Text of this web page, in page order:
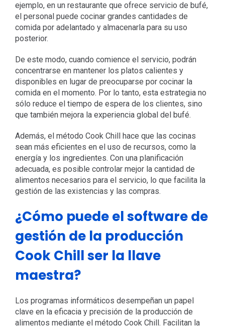
ejemplo, en un restaurante que ofrece servicio de bufé,
el personal puede cocinar grandes cantidades de
comida por adelantado y almacenarla para su uso
posterior.
De este modo, cuando comience el servicio, podrán
concentrarse en mantener los platos calientes y
disponibles en lugar de preocuparse por cocinar la
comida en el momento. Por lo tanto, esta estrategia no
sólo reduce el tiempo de espera de los clientes, sino
que también mejora la experiencia global del bufé.
Además, el método Cook Chill hace que las cocinas
sean más eficientes en el uso de recursos, como la
energía y los ingredientes. Con una planificación
adecuada, es posible controlar mejor la cantidad de
alimentos necesarios para el servicio, lo que facilita la
gestión de las existencias y las compras.
¿Cómo puede el software de
gestión de la producción
Cook Chill ser la llave
maestra?
Los programas informáticos desempeñan un papel
clave en la eficacia y precisión de la producción de
alimentos mediante el método Cook Chill. Facilitan la